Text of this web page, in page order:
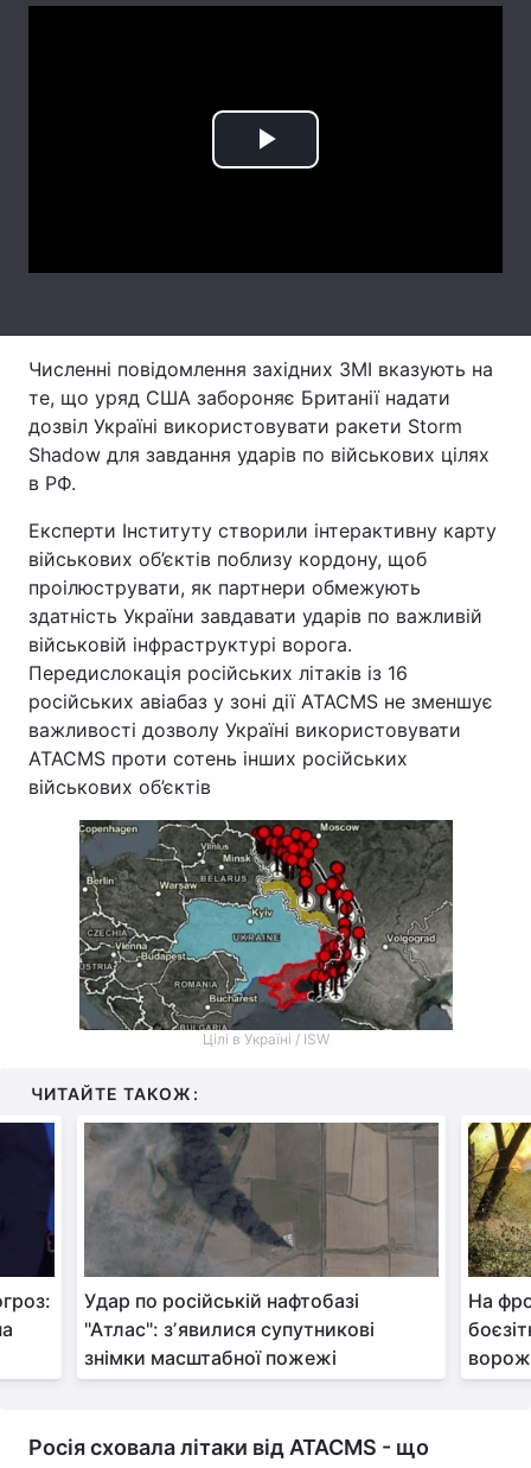
Тема оформлення
Play
Численні повідомлення західних ЗМІ вказують на
те, що уряд США забороняє Британії надати
дозвіл Україні використовувати ракети Storm
Shadow для завдання ударів по військових цілях
в РФ.
Експерти Інституту створили інтерактивну карту
військових об’єктів поблизу кордону, щоб
проілюструвати, як партнери обмежують
здатність України завдавати ударів по важливій
військовій інфраструктурі ворога.
Передислокація російських літаків із 16
російських авіабаз у зоні дії ATACMS не зменшує
важливості дозволу Україні використовувати
ATACMS проти сотень інших російських
військових об’єктів
Цілі в Україні / ISW
ЧИТАЙТЕ ТАКОЖ:
Удар по російській нафтобазі
"Атлас": зʼявилися супутникові
знімки масштабної пожежі
На
Росія сховала літаки від ATACMS - що